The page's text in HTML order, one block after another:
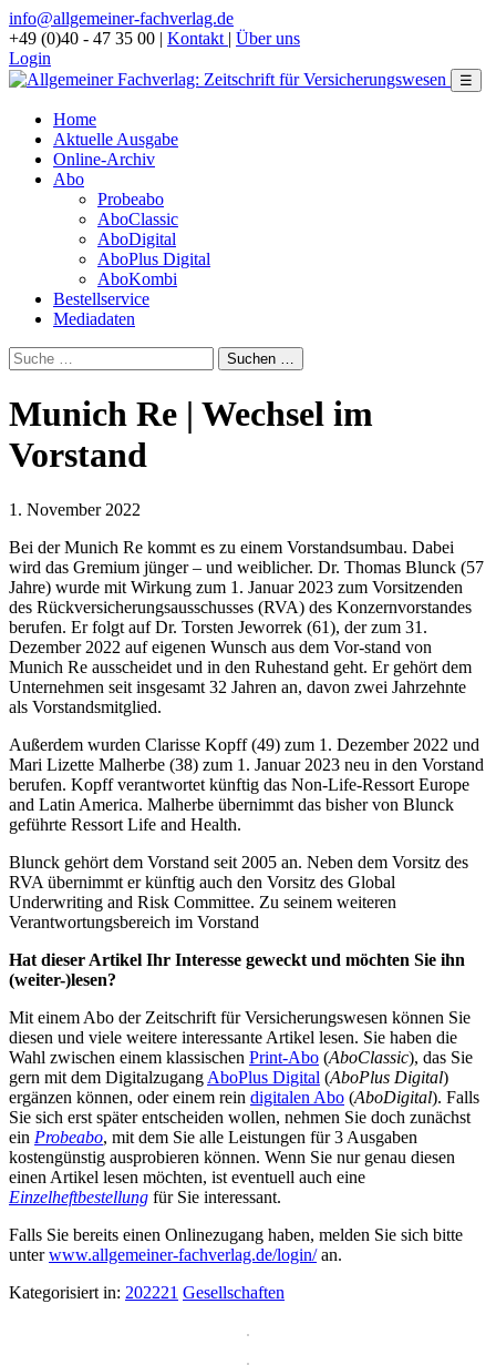
info@allgemeiner-fachverlag.de
+49 (0)40 - 47 35 00 | Kontakt | Über uns
Login
☰
Home
Aktuelle Ausgabe
Online-Archiv
Abo
Probeabo
AboClassic
AboDigital
AboPlus Digital
AboKombi
Bestellservice
Mediadaten
Munich Re | Wechsel im
Vorstand
1. November 2022
Bei der Munich Re kommt es zu einem Vorstandsumbau. Dabei
wird das Gremium jünger – und weiblicher. Dr. Thomas Blunck (57
Jahre) wurde mit Wirkung zum 1. Januar 2023 zum Vorsitzenden
des Rückversicherungsausschusses (RVA) des Konzernvorstandes
berufen. Er folgt auf Dr. Torsten Jeworrek (61), der zum 31.
Dezember 2022 auf eigenen Wunsch aus dem Vor-stand von
Munich Re ausscheidet und in den Ruhestand geht. Er gehört dem
Unternehmen seit insgesamt 32 Jahren an, davon zwei Jahrzehnte
als Vorstandsmitglied.
Außerdem wurden Clarisse Kopff (49) zum 1. Dezember 2022 und
Mari Lizette Malherbe (38) zum 1. Januar 2023 neu in den Vorstand
berufen. Kopff verantwortet künftig das Non-Life-Ressort Europe
and Latin America. Malherbe übernimmt das bisher von Blunck
geführte Ressort Life and Health.
Blunck gehört dem Vorstand seit 2005 an. Neben dem Vorsitz des
RVA übernimmt er künftig auch den Vorsitz des Global
Underwriting and Risk Committee. Zu seinem weiteren
Verantwortungsbereich im Vorstand
Hat dieser Artikel Ihr Interesse geweckt und möchten Sie ihn
(weiter-)lesen?
Mit einem Abo der Zeitschrift für Versicherungswesen können Sie
diesen und viele weitere interessante Artikel lesen. Sie haben die
Wahl zwischen einem klassischen Print-Abo (AboClassic), das Sie
gern mit dem Digitalzugang AboPlus Digital (AboPlus Digital)
ergänzen können, oder einem rein digitalen Abo (AboDigital). Falls
Sie sich erst später entscheiden wollen, nehmen Sie doch zunächst
ein Probeabo, mit dem Sie alle Leistungen für 3 Ausgaben
kostengünstig ausprobieren können. Wenn Sie nur genau diesen
einen Artikel lesen möchten, ist eventuell auch eine
Einzelheftbestellung für Sie interessant.
Falls Sie bereits einen Onlinezugang haben, melden Sie sich bitte
unterwww.allgemeiner-fachverlag.de/login/an.
Kategorisiert in: 202221 Gesellschaften